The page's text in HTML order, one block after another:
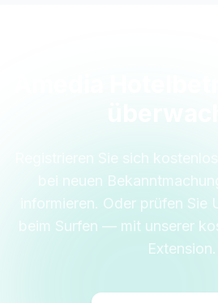
Registrieren Sie sich
bei neuen
informieren. Oder prüfen Sie
beim Surfen — mit unserer
Extension.